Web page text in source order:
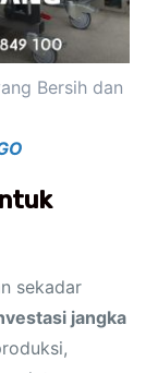
Bersih dan
sekadar
jangka